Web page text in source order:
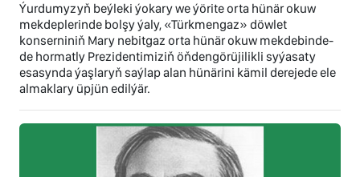
Ýurdumyzyň beýleki ýokary we ýörite orta hünär okuw
mekdeplerinde bolşy ýaly, «Türkmengaz» döwlet
konserniniň Mary nebitgaz orta hünär okuw mekdebinde-
de hormatly Prezidentimiziň öňdengörüjilikli syýasaty
esasynda ýaşlaryň saýlap alan hünärini kämil derejede ele
almaklary üpjün edilýär.